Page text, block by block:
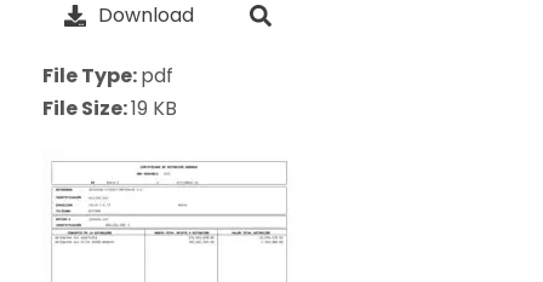
Download
File Type:pdf
File Size:19 KB